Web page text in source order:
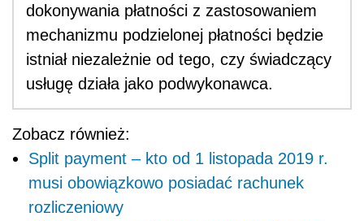
dokonywania płatności z zastosowaniem
mechanizmu podzielonej płatności będzie
istniał niezależnie od tego, czy świadczący
usługę działa jako podwykonawca.
Zobacz również:
Split payment – kto od 1 listopada 2019 r.
musi obowiązkowo posiadać rachunek
rozliczeniowy